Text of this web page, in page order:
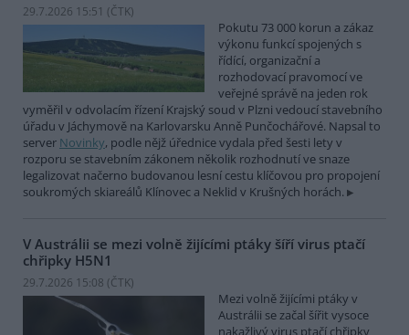
29.7.2026 15:51 (ČTK)
Pokutu 73 000 korun a zákaz
výkonu funkcí spojených s
řídící, organizační a
rozhodovací pravomocí ve
veřejné správě na jeden rok
vyměřil v odvolacím řízení Krajský soud v Plzni vedoucí stavebního
úřadu v Jáchymově na Karlovarsku Anně Punčochářové. Napsal to
server Novinky, podle nějž úřednice vydala před šesti lety v
rozporu se stavebním zákonem několik rozhodnutí ve snaze
legalizovat načerno budovanou lesní cestu klíčovou pro propojení
soukromých skiareálů Klínovec a Neklid v Krušných horách.
V Austrálii se mezi volně žijícími ptáky šíří virus ptačí
chřipky H5N1
29.7.2026 15:08 (ČTK)
Mezi volně žijícími ptáky v
Austrálii se začal šířit vysoce
nakažlivý virus ptačí chřipky